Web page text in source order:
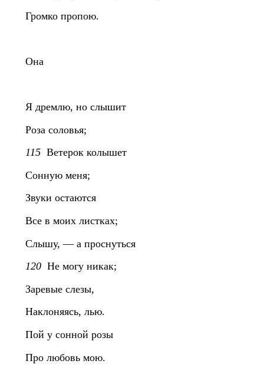
Громко пропою.
Она
Я дремлю, но слышит
Роза соловья;
115Ветерок колышет
Сонную меня;
Звуки остаются
Все в моих листках;
Слышу, — а проснуться
120Не могу никак;
Заревые слезы,
Наклоняясь, лью.
Пой у сонной розы
Про любовь мою.